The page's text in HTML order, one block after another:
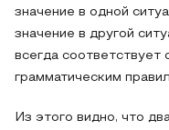
значение в одной
значение в другой
всегда
грамматическим
Из этого видно, что